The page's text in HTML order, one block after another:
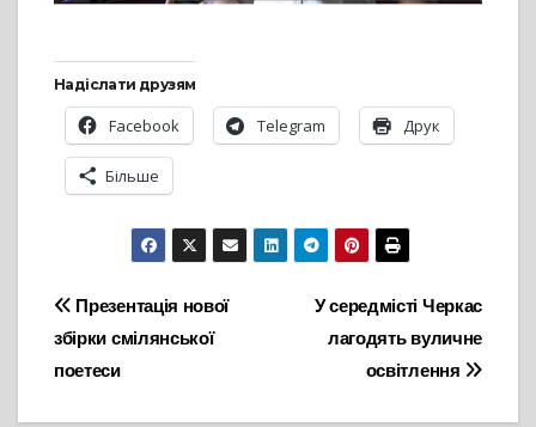
Надіслати друзям
Facebook Telegram Друк
Більше
Навігація
записів
У середмісті Черкас
лагодять вуличне
освітлення
Презентація нової
збірки смілянської
поетеси